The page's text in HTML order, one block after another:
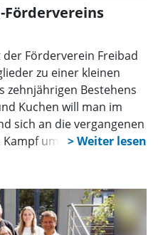
Fördervereins
Förderverein Freibad
zu einer kleinen
zehnjährigen Bestehens
Kuchen will man im
sich an die vergangenen
um den Erhalt des
auf die
Gründung bis heute
die bisherigen Erfolge
Attraktivität des Bades